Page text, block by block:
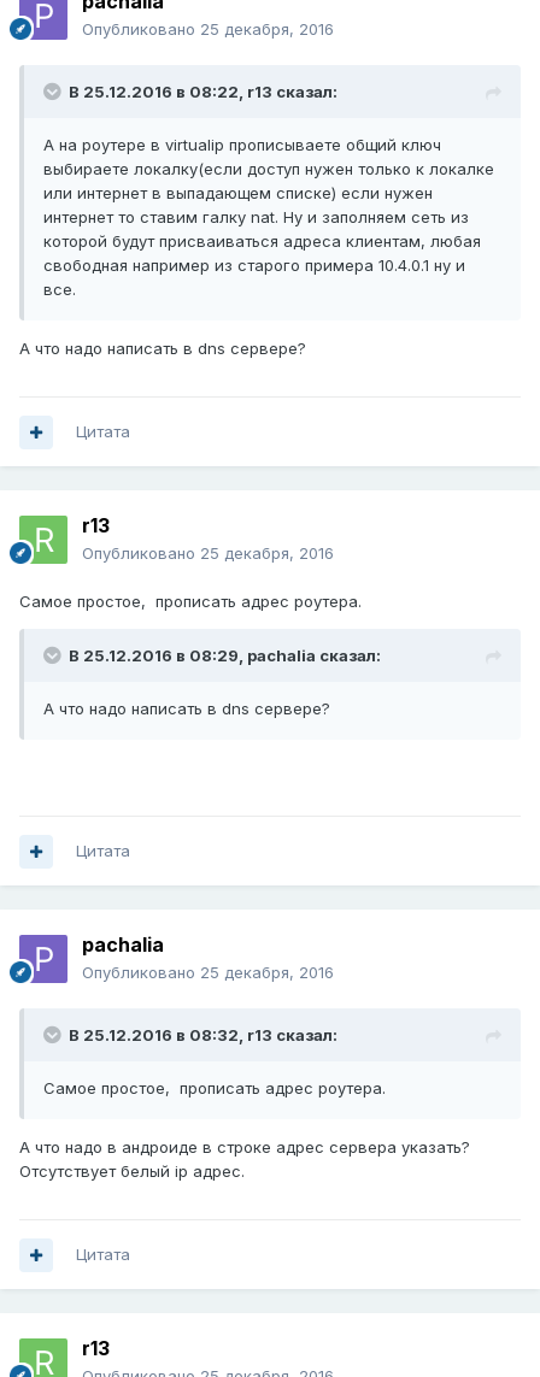
Опубликовано 25 декабря, 2016
В 25.12.2016 в 08:22, r13 сказал:
А на роутере в virtualip прописываете общий ключ
выбираете локалку(если доступ нужен только к локалке
или интернет в выпадающем списке) если нужен
интернет то ставим галку nat. Ну и заполняем сеть из
которой будут присваиваться адреса клиентам, любая
свободная например из старого примера 10.4.0.1 ну и
все.
А что надо написать в dns сервере?
Цитата
r13
Опубликовано 25 декабря, 2016
Самое простое, прописать адрес роутера.
В 25.12.2016 в 08:29, pachalia сказал:
А что надо написать в dns сервере?
Цитата
pachalia
Опубликовано 25 декабря, 2016
В 25.12.2016 в 08:32, r13 сказал:
Самое простое, прописать адрес роутера.
А что надо в андроиде в строке адрес сервера указать?
Отсутствует белый ip адрес.
Цитата
r13